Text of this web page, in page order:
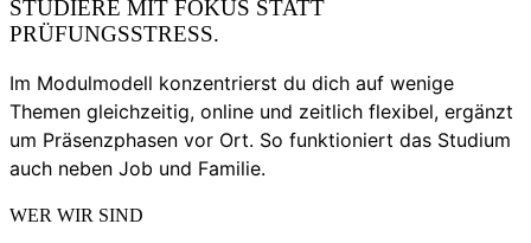
STUDIERE MIT FOKUS STATT
PRÜFUNGSSTRESS.
Im Modulmodell konzentrierst du dich auf wenige
Themen gleichzeitig, online und zeitlich flexibel, ergänzt
um Präsenzphasen vor Ort. So funktioniert das Studium
auch neben Job und Familie.
WER WIR SIND